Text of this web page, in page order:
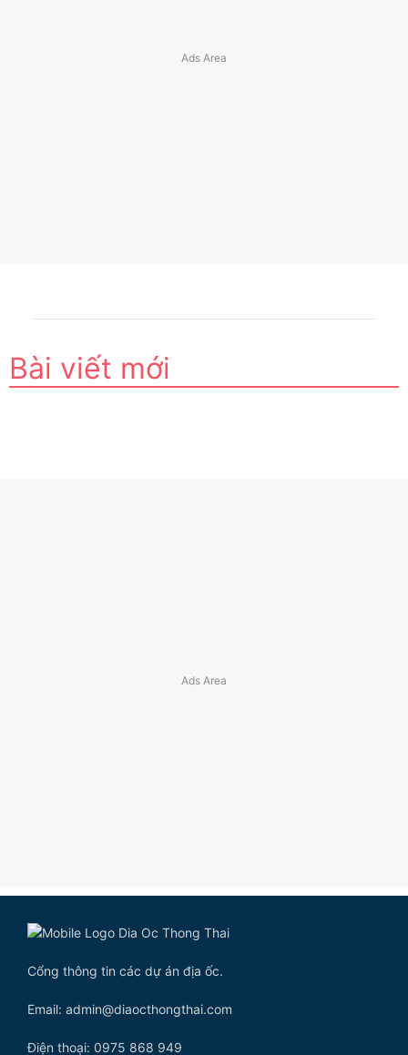
Bài viết mới
Cổng thông tin các dự án địa ốc.
Email: admin@diaocthongthai.com
Điện thoại: 0975 868 949